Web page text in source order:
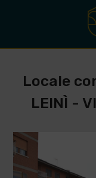
Locale
LEINÌ -